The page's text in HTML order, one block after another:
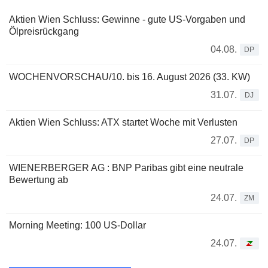
Aktien Wien Schluss: Gewinne - gute US-Vorgaben und
Ölpreisrückgang
04.08.
DP
WOCHENVORSCHAU/10. bis 16. August 2026 (33. KW)
31.07.
DJ
Aktien Wien Schluss: ATX startet Woche mit Verlusten
27.07.
DP
WIENERBERGER AG : BNP Paribas gibt eine neutrale
Bewertung ab
24.07.
ZM
Morning Meeting: 100 US-Dollar
24.07.